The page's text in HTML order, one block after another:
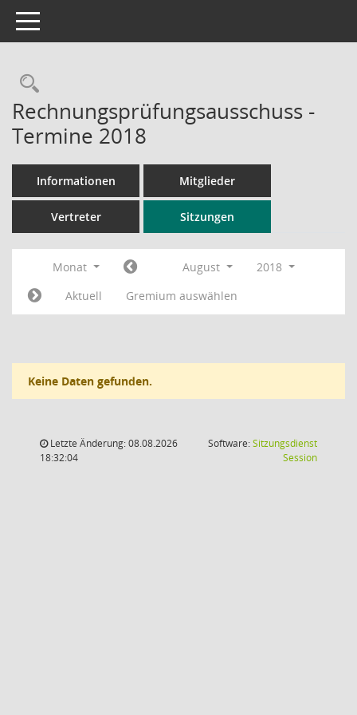
Toggle navigation
Rechercheauswahl
Rechnungsprüfungsausschuss -
Termine 2018
Informationen Mitglieder
Vertreter Sitzungen
Monat August
2018
Aktuell
Gremium auswählen
Keine Daten gefunden.
Letzte Änderung: 08.08.2026
18:32:04
Software:Sitzungsdienst
Session(Wird in